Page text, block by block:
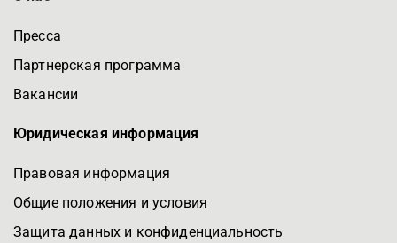
Пресса
Партнерская программа
Вакансии
Юридическая информация
Правовая информация
Общие положения и условия
Защита данных и конфиденциальность